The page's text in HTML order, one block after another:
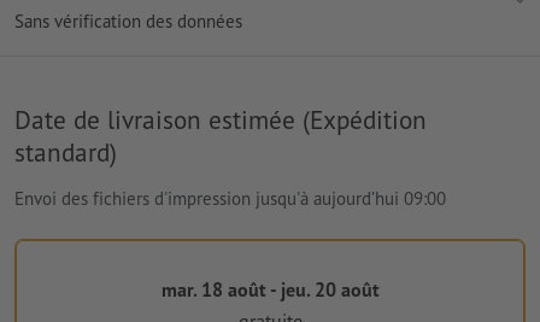
Sans vérification des données
Date de livraison estimée (Expédition
standard)
Envoi des fichiers d'impression jusqu'à aujourd’hui 09:00
mar. 18 août - jeu. 20 août